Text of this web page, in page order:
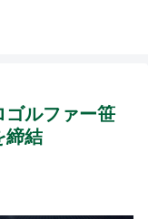
ゴルファー笹
締結